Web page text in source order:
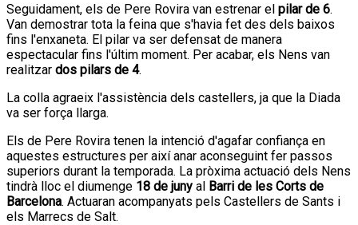
Seguidament, els de Pere Rovira van estrenar el pilar de 6.
Van demostrar tota la feina que s'havia fet des dels baixos
fins l'enxaneta. El pilar va ser defensat de manera
espectacular fins l'últim moment. Per acabar, els Nens van
realitzar dos pilars de 4.
La colla agraeix l'assistència dels castellers, ja que la Diada
va ser força llarga.
Els de Pere Rovira tenen la intenció d'agafar confiança en
aquestes estructures per així anar aconseguint fer passos
superiors durant la temporada. La pròxima actuació dels Nens
tindrà lloc el diumenge 18 de juny al Barri de les Corts de
Barcelona. Actuaran acompanyats pels Castellers de Sants i
els Marrecs de Salt.